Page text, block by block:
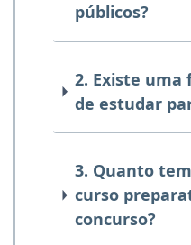
públicos?
2. Existe uma
de estudar
3. Quanto
curso
concurso?